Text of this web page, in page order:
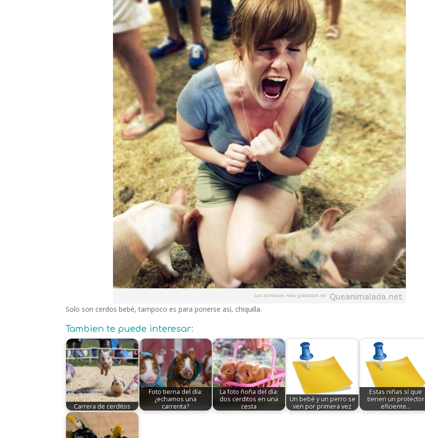
Solo son cerdos bebé, tampoco es para ponerse así, chiquilla.
Tambien te puede interesar:
Carrera de cerditos
Foto tierna del día:
¿echamos una
carrerita?
La foto ñoña del día:
dos cerditos en una
cesta
Un bebé y un perro se
ven por primera vez
Estas niñas sí que
tienen un protector
eficiente...